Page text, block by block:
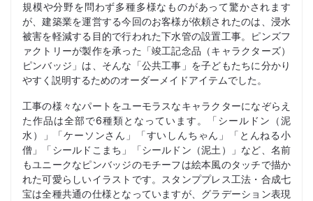
規模や分野を問わず多種多様なものがあって驚かされます
が、建築業を運営する今回のお客様が依頼されたのは、浸水
被害を軽減する目的で行われた下水管の設置工事。ピンズフ
ァクトリーが製作を承った「竣工記念品（キャラクターズ）
ピンバッジ」は、そんな「公共工事」を子どもたちに分かり
やすく説明するためのオーダーメイドアイテムでした。
工事の様々なパートをユーモラスなキャラクターになぞらえ
た作品は全部で6種類となっています。「シールドン（泥
水）」「ケーソンさん」「すいしんちゃん」「とんねる小
僧」「シールドこまち」「シールドン（泥土）」など、名前
もユニークなピンバッジのモチーフは絵本風のタッチで描か
れた可愛らしいイラストです。スタンププレス工法・合成七
宝は全種共通の仕様となっていますが、グラデーション表現